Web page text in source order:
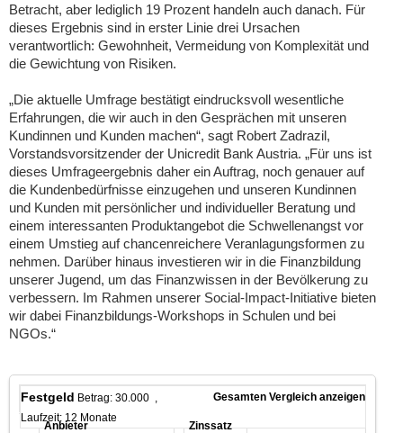
Betracht, aber lediglich 19 Prozent handeln auch danach. Für
dieses Ergebnis sind in erster Linie drei Ursachen
verantwortlich: Gewohnheit, Vermeidung von Komplexität und
die Gewichtung von Risiken.
„Die aktuelle Umfrage bestätigt eindrucksvoll wesentliche
Erfahrungen, die wir auch in den Gesprächen mit unseren
Kundinnen und Kunden machen“, sagt Robert Zadrazil,
Vorstandsvorsitzender der Unicredit Bank Austria. „Für uns ist
dieses Umfrageergebnis daher ein Auftrag, noch genauer auf
die Kundenbedürfnisse einzugehen und unseren Kundinnen
und Kunden mit persönlicher und individueller Beratung und
einem interessanten Produktangebot die Schwellenangst vor
einem Umstieg auf chancenreichere Veranlagungsformen zu
nehmen. Darüber hinaus investieren wir in die Finanzbildung
unserer Jugend, um das Finanzwissen in der Bevölkerung zu
verbessern. Im Rahmen unserer Social-Impact-Initiative bieten
wir dabei Finanzbildungs-Workshops in Schulen und bei
NGOs.“
Gesamten Vergleich anzeigen
Festgeld Betrag: 30.000 ,
Laufzeit: 12 Monate
Anbieter
Zinssatz